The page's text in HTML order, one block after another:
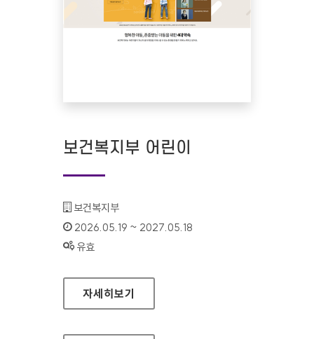
보건복지부 어린이
기관명 :
보건복지부
인증기간 :
2026.05.19 ~ 2027.05.18
상태 :
유효
보건복지부 어린이
자세히보기